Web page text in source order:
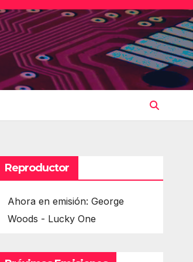
Reproductor
Ahora en emisión: George
Woods - Lucky One